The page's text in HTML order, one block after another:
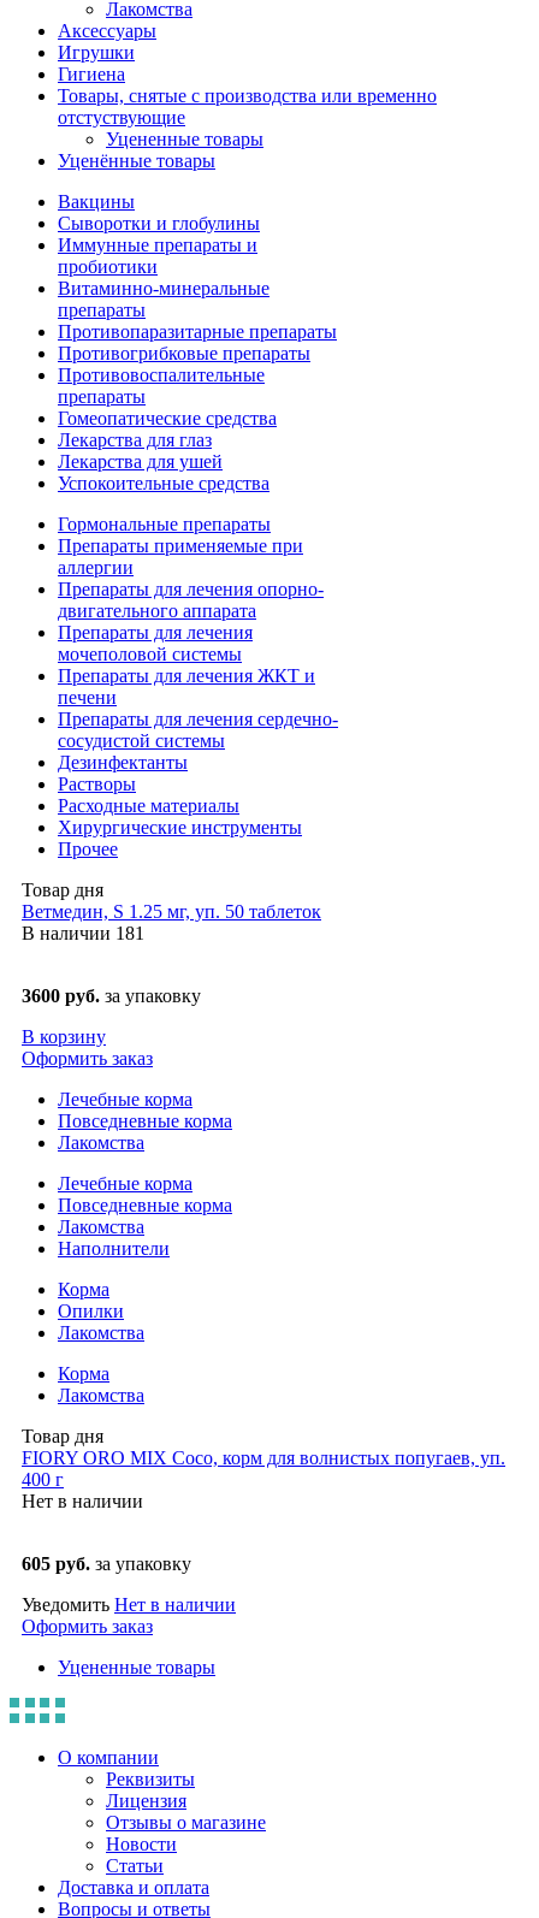
Лакомства
Аксессуары
Игрушки
Гигиена
Товары, снятые с производства или временно
отстуствующие
Уцененные товары
Уценённые товары
Вакцины
Сыворотки и глобулины
Иммунные препараты и
пробиотики
Витаминно-минеральные
препараты
Противопаразитарные препараты
Противогрибковые препараты
Противовоспалительные
препараты
Гомеопатические средства
Лекарства для глаз
Лекарства для ушей
Успокоительные средства
Гормональные препараты
Препараты применяемые при
аллергии
Препараты для лечения опорно-
двигательного аппарата
Препараты для лечения
мочеполовой системы
Препараты для лечения ЖКТ и
печени
Препараты для лечения сердечно-
сосудистой системы
Дезинфектанты
Растворы
Расходные материалы
Хирургические инструменты
Прочее
Товар дня
Ветмедин, S 1.25 мг, уп. 50 таблеток
В наличии 181
3600 руб. за упаковку
В корзину
Оформить заказ
Лечебные корма
Повседневные корма
Лакомства
Лечебные корма
Повседневные корма
Лакомства
Наполнители
Корма
Опилки
Лакомства
Корма
Лакомства
Товар дня
FIORY ORO MIX Coco, корм для волнистых попугаев, уп.
400 г
Нет в наличии
605 руб. за упаковку
Уведомить Нет в наличии
Оформить заказ
Уцененные товары
О компании
Реквизиты
Лицензия
Отзывы о магазине
Новости
Статьи
Доставка и оплата
Вопросы и ответы